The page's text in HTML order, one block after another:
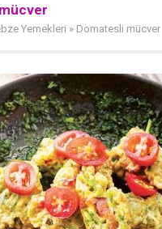
Yemekleri » Domatesli mücver